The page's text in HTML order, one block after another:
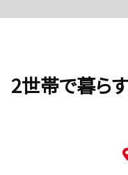
2世帯で暮ら